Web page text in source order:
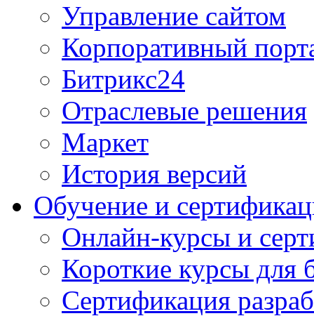
Управление сайтом
Корпоративный
Битрикс24
Отраслевые решения
Маркет
История версий
Обучение и
Онлайн-курсы и
Короткие курсы для
Сертификация